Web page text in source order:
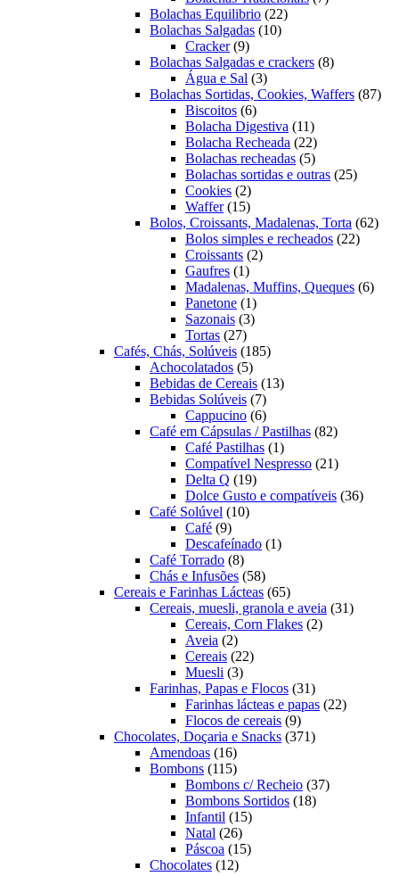
Bolachas Equilibrio 2222
Bolachas Salgadas 1010
Cracker 99
produtos
Bolachas Salgadas e crackers 88
Água e Sal 33
produtos
Bolachas Sortidas, Cookies, Waffers 8787
Biscoitos 66
produtos
Bolacha Digestiva 1111
produtos
Bolacha Recheada 2222
produtos
Bolachas recheadas 55
produtos
Bolachas sortidas e outras 2525
Cookies 22
produtos
Waffer 1515
produtos
Bolos, Croissants, Madalenas, Torta 6262
Bolos simples e recheados 2222
Croissants 22
Gaufres 11
produto
Madalenas, Muffins, Queques 66
Panetone 11
produto
Sazonais 33
Tortas 2727
produtos
Cafés, Chás, Solúveis 185185
Achocolatados 55
produtos
Bebidas de Cereais 1313
Bebidas Solúveis 77
produtos
Cappucino 66
produtos
Café em Cápsulas / Pastilhas 8282
Café Pastilhas 11
produto
Compatível Nespresso 2121
Delta Q 1919
produtos
Dolce Gusto e compatíveis 3636
Café Solúvel 1010
Café 99
produtos
Descafeínado 11
Café Torrado 88
produtos
Chás e Infusões 5858
produtos
Cereais e Farinhas Lácteas 6565
produtos
Cereais, muesli, granola e aveia 3131
Cereais, Corn Flakes 22
Aveia 22
produtos
Cereais 2222
Muesli 33
produtos
Farinhas, Papas e Flocos 3131
produtos
Farinhas lácteas e papas 2222
Flocos de cereais 99
produtos
Chocolates, Doçaria e Snacks 371371
Amendoas 1616
produtos
Bombons 115115
produtos
Bombons c/ Recheio 3737
Bombons Sortidos 1818
Infantil 1515
Natal 2626
produtos
Páscoa 1515
Chocolates 1212